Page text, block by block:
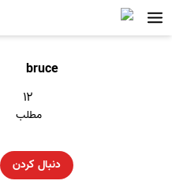
bruce
۱۲
مطلب
دنبال کردن